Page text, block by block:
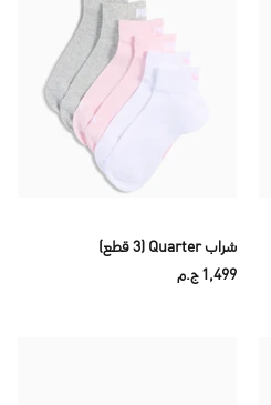
شراب Quarter (3 قطع)
1,499 ج.م